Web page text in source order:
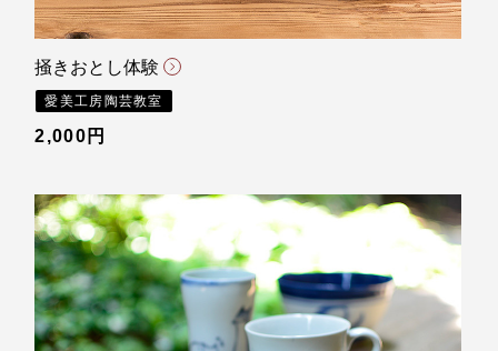
掻きおとし体験
愛美工房陶芸教室
2,000円